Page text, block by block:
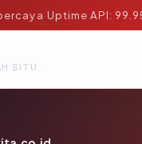
·Uptime API:
PERIKSA APAKAH SEBUAH SITUS AMAN, TEPERCAYA, DAN TERVERIFIKASI DALAM HITUNGAN DETIK.